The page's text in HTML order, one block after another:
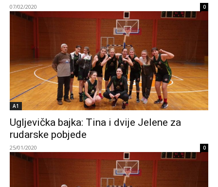
07/02/2020 0
A1
Ugljevička bajka: Tina i dvije Jelene za
rudarske pobjede
25/01/2020 0